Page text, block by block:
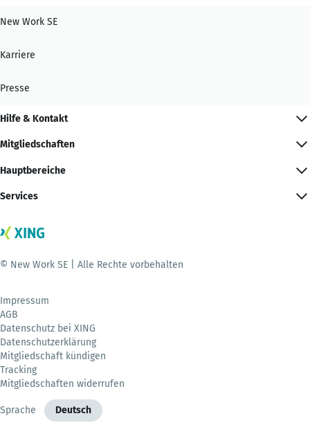
New Work SE
Karriere
Presse
Hilfe & Kontakt
Mitgliedschaften
Hauptbereiche
Services
© New Work SE | Alle Rechte vorbehalten
Impressum
AGB
Datenschutz bei XING
Datenschutzerklärung
Mitgliedschaft kündigen
Tracking
Mitgliedschaften widerrufen
Sprache Deutsch